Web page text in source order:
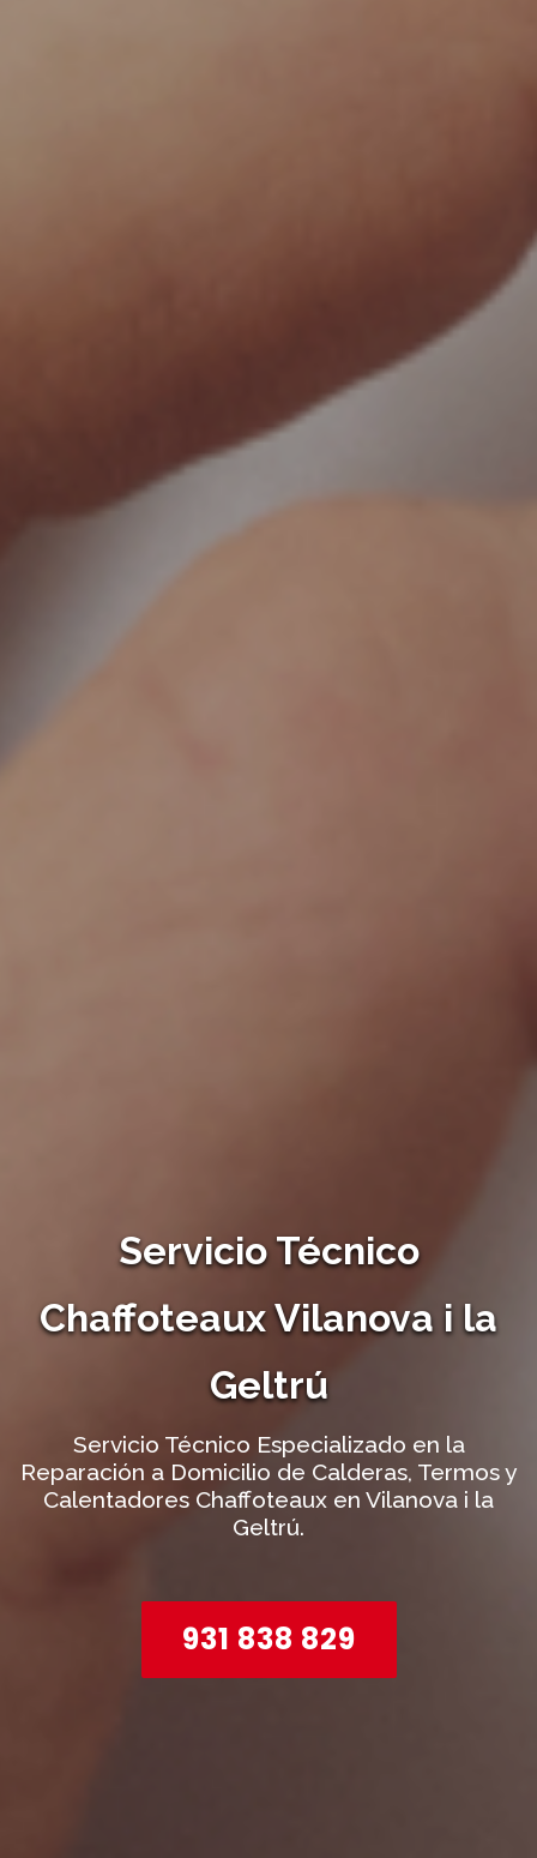
Servicio Técnico
Chaffoteaux Vilanova i la
Geltrú
Servicio Técnico Especializado en la
Reparación a Domicilio de Calderas, Termos y
Calentadores Chaffoteaux en Vilanova i la
Geltrú.
931 838 829